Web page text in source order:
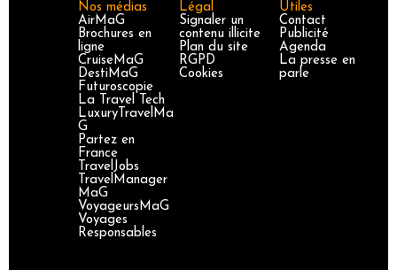
Nos médias
AirMaG
Brochures en
ligne
CruiseMaG
DestiMaG
Futuroscopie
La Travel Tech
LuxuryTravelMa
G
Partez en
France
TravelJobs
TravelManager
MaG
VoyageursMaG
Voyages
Responsables
Légal
Signaler un
contenu illicite
Plan du site
RGPD
Cookies
Utiles
Contact
Publicité
Agenda
La presse en
parle